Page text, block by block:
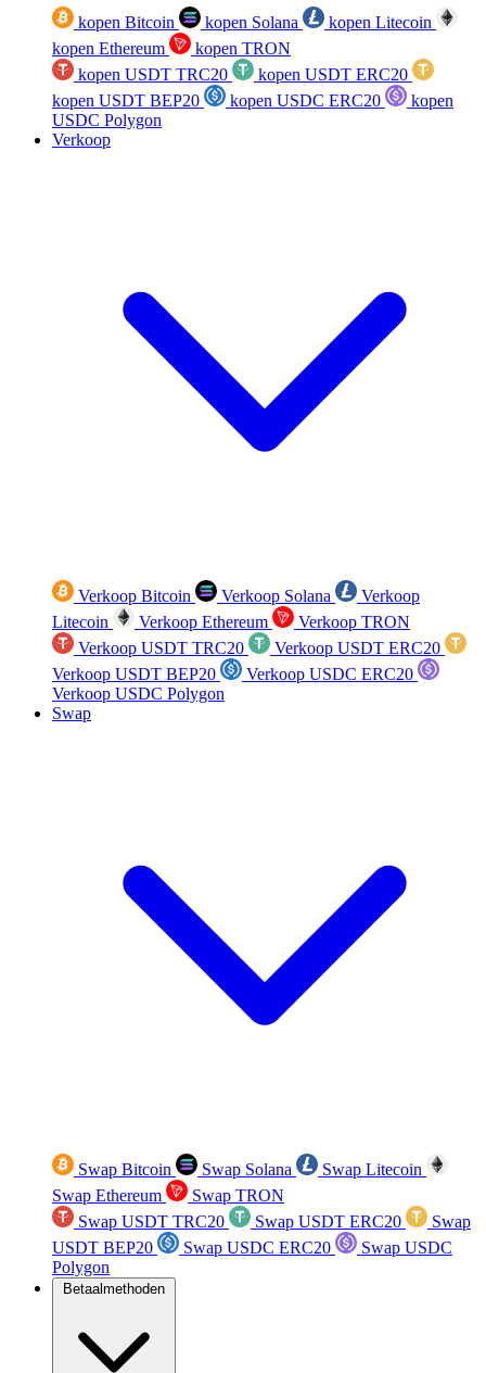
kopen Bitcoin kopen Solana
kopen Litecoin
kopen Ethereum
kopen TRON
kopen USDT TRC20
kopen USDT ERC20
kopen USDT BEP20
kopen USDC ERC20
kopen
USDC Polygon
Verkoop
Verkoop Bitcoin Verkoop Solana
Verkoop
Litecoin
Verkoop Ethereum
Verkoop TRON
Verkoop USDT TRC20
Verkoop USDT ERC20
Verkoop USDT BEP20
Verkoop USDC ERC20
Verkoop USDC Polygon
Swap
Swap Bitcoin Swap Solana
Swap Litecoin
Swap Ethereum
Swap TRON
Swap USDT TRC20
Swap USDT ERC20
Swap
USDT BEP20
Swap USDC ERC20
Swap USDC
Polygon
Betaalmethoden